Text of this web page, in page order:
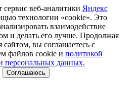
сервис веб-аналитики Яндекс
технологии «cookie». Это
взаимодействие
и делать его лучше. Продолжая
сайтом, вы соглашаетесь с
файлов cookie и политикой
персональных данных.
Соглашаюсь